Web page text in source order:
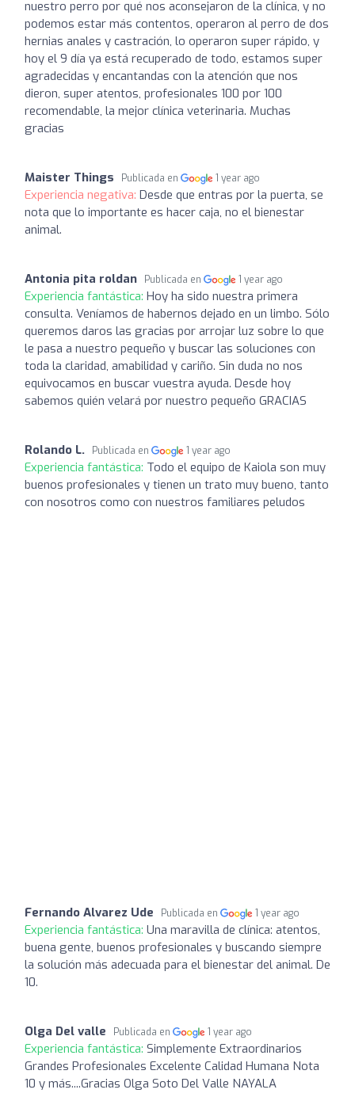
nuestro perro por qué nos aconsejaron de la clínica, y no
podemos estar más contentos, operaron al perro de dos
hernias anales y castración, lo operaron super rápido, y
hoy el 9 día ya está recuperado de todo, estamos super
agradecidas y encantandas con la atención que nos
dieron, super atentos, profesionales 100 por 100
recomendable, la mejor clínica veterinaria. Muchas
gracias
Maister Things Publicada en 1 year ago
Experiencia negativa: Desde que entras por la puerta, se
nota que lo importante es hacer caja, no el bienestar
animal.
Antonia pita roldan Publicada en 1 year ago
Experiencia fantástica: Hoy ha sido nuestra primera
consulta. Veníamos de habernos dejado en un limbo. Sólo
queremos daros las gracias por arrojar luz sobre lo que
le pasa a nuestro pequeño y buscar las soluciones con
toda la claridad, amabilidad y cariño. Sin duda no nos
equivocamos en buscar vuestra ayuda. Desde hoy
sabemos quién velará por nuestro pequeño GRACIAS
Rolando L. Publicada en 1 year ago
Experiencia fantástica: Todo el equipo de Kaiola son muy
buenos profesionales y tienen un trato muy bueno, tanto
con nosotros como con nuestros familiares peludos
Fernando Alvarez Ude Publicada en 1 year ago
Experiencia fantástica: Una maravilla de clínica: atentos,
buena gente, buenos profesionales y buscando siempre
la solución más adecuada para el bienestar del animal. De
10.
Olga Del valle Publicada en 1 year ago
Experiencia fantástica: Simplemente Extraordinarios
Grandes Profesionales Excelente Calidad Humana Nota
10 y más....Gracias Olga Soto Del Valle NAYALA